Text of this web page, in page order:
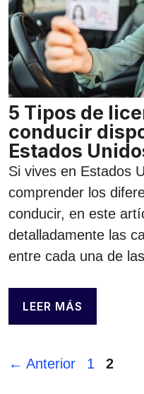
5 Tipos de
conducir
Estados
Si vives en Estados
comprender los
conducir, en este
detalladamente las
entre cada una de
LEER MÁS
← Anterior Página
1 Página
2